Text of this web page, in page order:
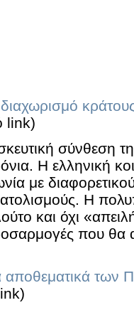
link)
σύνθεση
Η ελληνική
με
Η
και όχι
που θα
των